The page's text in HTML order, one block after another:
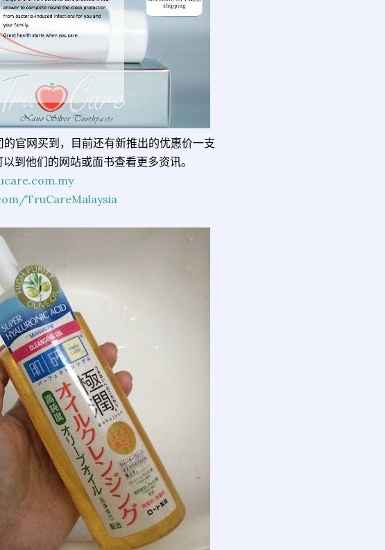
官网买到，目前还有新推出的优惠价一支
到他们的网站或面书查看更多资讯。
TruCareMalaysia